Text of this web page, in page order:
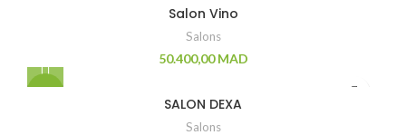
Salon Vino
Salons
50.400,00MAD
SALON DEXA
Salons